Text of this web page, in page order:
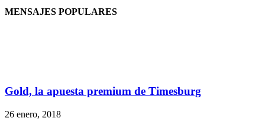
MENSAJES POPULARES
Gold, la apuesta premium de Timesburg
26 enero, 2018